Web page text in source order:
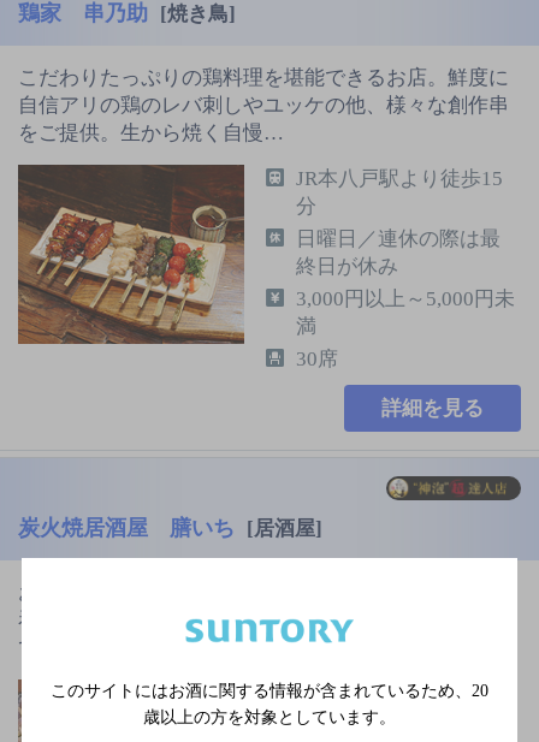
鶏家 串乃助 [焼き鳥]
こだわりたっぷりの鶏料理を堪能できるお店。鮮度に
自信アリの鶏のレバ刺しやユッケの他、様々な創作串
をご提供。生から焼く自慢…
JR本八戸駅より徒歩15
分
日曜日／連休の際は最
終日が休み
3,000円以上～5,000円未
満
30席
詳細を見る
炭火焼居酒屋 膳いち [居酒屋]
お肉やお魚など青森県産の食材の炭火焼きを中心に、
看板料理「小雪炒飯」など豊富なメニューを取り揃え
ています。ソファー付き個…
ＪＲ青森駅よりタクシ
ーで１０分
このサイトにはお酒に関する情報が含まれているため、 20
歳以上の方を対象としています。